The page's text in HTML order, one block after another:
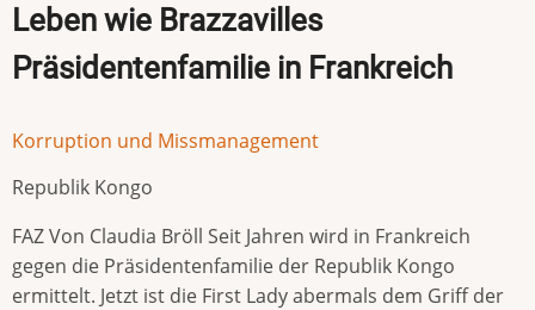
Leben wie Brazzavilles
Präsidentenfamilie in Frankreich
Korruption und Missmanagement
Republik Kongo
FAZ Von Claudia Bröll Seit Jahren wird in Frankreich
gegen die Präsidentenfamilie der Republik Kongo
ermittelt. Jetzt ist die First Lady abermals dem Griff der